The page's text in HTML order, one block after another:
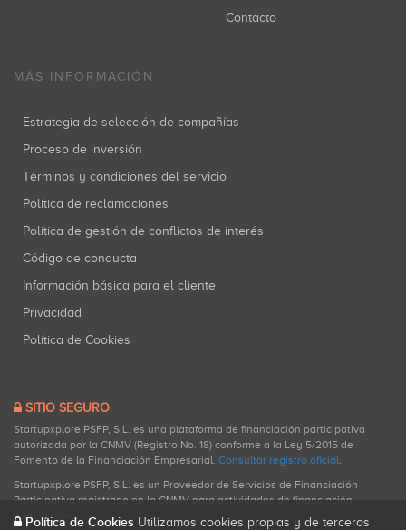
Contacto
MÁS INFORMACIÓN
Estrategia de selección de compañías
Proceso de inversión
Términos y condiciones del servicio
Política de reclamaciones
Política de gestión de conflictos de interés
Código de conducta
Información básica para el cliente
Privacidad
Política de Cookies
SITIO SEGURO
Startupxplore PSFP, S.L. es una plataforma de financiación participativa
autorizada por la CNMV (Registro No. 18) conforme a la Ley 5/2015 de
Fomento de la Financiación Empresarial. Consultar registro oficial.
Startupxplore PSFP, S.L. es un Proveedor de Servicios de Financiación
Participativa registrado en la CNMV para actividades de financiación
participativa.
Política de Cookies Utilizamos cookies propias y de terceros